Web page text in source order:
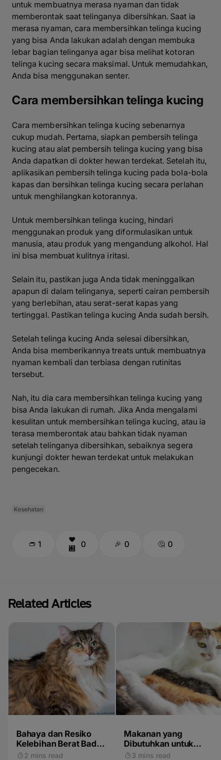
untuk membuatnya merasa nyaman dan tidak
memberontak saat telinganya dibersihkan. Saat ia
merasa nyaman, cara membersihkan telinga kucing
yang bisa Anda lakukan adalah dengan membuka
lebar bagian telinganya agar bisa melihat kotoran
telinga kucing secara maksimal. Untuk memudahkan,
Anda bisa menggunakan senter.
Cara membersihkan telinga kucing
Cara membersihkan telinga kucing sebenarnya
cukup mudah. Pertama, siapkan pembersih telinga
kucing atau alat pembersih telinga kucing yang bisa
Anda dapatkan di dokter hewan terdekat. Setelah itu,
aplikasikan pembersih telinga kucing pada bola-bola
kapas dan bersihkan telinga kucing secara perlahan
untuk menghilangkan kotorannya.
Untuk membersihkan telinga kucing, hindari
menggunakan produk yang diformulasikan untuk
manusia, atau produk yang mengandung alkohol. Hal
ini bisa membuat kulitnya iritasi.
Selain itu, pastikan juga Anda tidak meninggalkan
apapun di dalam telinganya, seperti cairan pembersih
yang berlebihan, atau serat-serat kapas yang
tertinggal. Pastikan telinga kucing Anda sudah bersih.
Setelah telinga kucing Anda selesai dibersihkan,
Anda bisa memberikannya treats untuk membuatnya
nyaman kembali dan terbiasa dengan rutinitas
tersebut.
Nah, itu dia cara membersihkan telinga kucing yang
bisa Anda lakukan di rumah. Jika Anda mengalami
kesulitan untuk membersihkan telinga kucing, atau ia
terasa memberontak atau bahkan tidak nyaman
setelah telinganya dibersihkan, sebaiknya segera
kunjungi dokter hewan terdekat untuk melakukan
pengecekan.
Kesehatan
1 0 0 0
Related Articles
Bahaya dan Resiko
Kelebihan Berat Badan
Pada Kucing
2 mins read
Makanan yang
Dibutuhkan untuk
Pertumbuhan Anak
3 mins read